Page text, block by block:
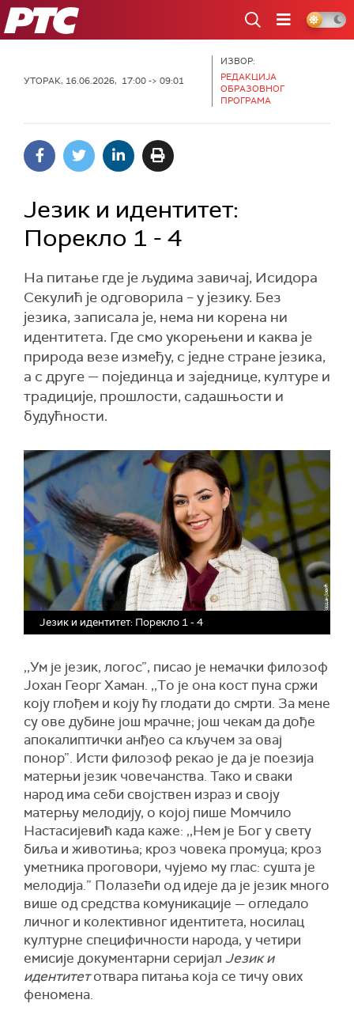
РТС
УТОРАК, 16.06.2026, 17:00 -> 09:01
ИЗВОР:
РЕДАКЦИЈА
ОБРАЗОВНОГ
ПРОГРАМА
Језик и идентитет:
Порекло 1 - 4
На питање где је људима завичај, Исидора
Секулић је одговорила – у језику. Без
језика, записала је, нема ни корена ни
идентитета. Где смо укорењени и каква је
природа везе између, с једне стране језика,
а с друге — појединца и заједнице, културе и
традиције, прошлости, садашњости и
будућности.
Језик и идентитет: Порекло 1 - 4
,,Ум је језик, логос”, писао је немачки филозоф
Јохан Георг Хаман. ,,То је она кост пуна сржи
коју глођем и коју ћу глодати до смрти. За мене
су ове дубине још мрачне; још чекам да дође
апокалиптички анђео са кључем за овај
понор”. Исти филозоф рекао је да је поезија
матерњи језик човечанства. Тако и сваки
народ има себи својствен израз и своју
матерњу мелодију, о којој пише Момчило
Настасијевић када каже: ,,Нем је Бог у свету
биља и животиња; кроз човека промуца; кроз
уметника проговори, чујемо му глас: сушта је
мелодија.” Полазећи од идеје да је језик много
више од средства комуникације — огледало
личног и колективног идентитета, носилац
културне специфичности народа, у четири
емисије документарни серијал Језик и
идентитет отвара питања која се тичу ових
феномена.